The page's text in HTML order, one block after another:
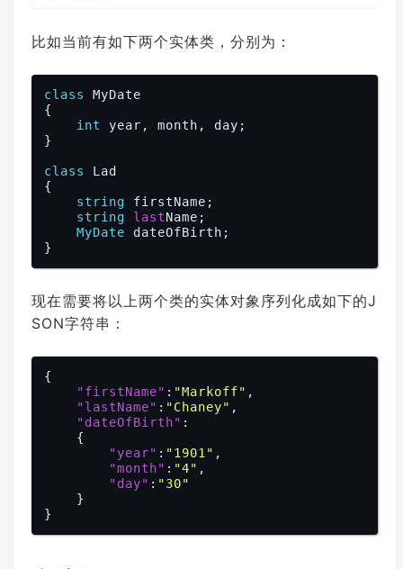
比如当前有如下两个实体类，分别为：
class
MyDate
{
int
year, month, day;
}
class
Lad
{
string firstName;
string
lastName;
MyDate dateOfBirth;
现在需要将以上两个类的实体对象序列化成如下的J
SON字符串：
{
"firstName" : "Markoff" ,
"lastName" : "Chaney" ,
"dateOfBirth" :
"year" : "1901" ,
"month" : "4" ,
"day" : "30"